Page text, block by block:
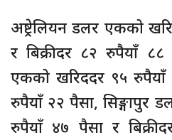
अष्ट्रेलियन डलर एकको
र बिक्रीदर ८२ रुपैयाँ
एकको खरिददर ९५ रुपैयाँ
रुपैयाँ २२ पैसा, सिङ्गापुर
रुपैयाँ ४७ पैसा र